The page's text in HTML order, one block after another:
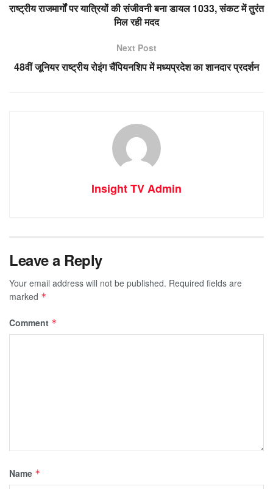
राष्ट्रीय राजमार्गों पर यात्रियों की संजीवनी बना डायल 1033, संकट में तुरंत
मिल रही मदद
Next Post
48वीं जूनियर राष्ट्रीय रोइंग चैंपियनशिप में मध्यप्रदेश का शानदार प्रदर्शन
Insight TV Admin
Leave a Reply
Your email address will not be published. Required fields are
marked *
Comment *
Name *